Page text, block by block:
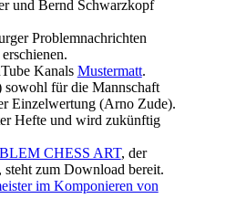
und Bernd Schwarzkopf
Problemnachrichten
Kanals Mustermatt.
sowohl für die Mannschaft
Einzelwertung (Arno Zude).
Hefte und wird zukünftig
CHESS ART, der
zum Download bereit.
im Komponieren von